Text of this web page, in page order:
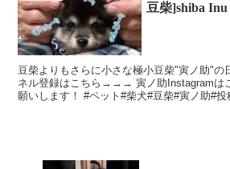
豆柴]shiba
豆柴よりもさらに小さな極小豆柴"寅ノ助"の
ネル登録はこちら→→→ 寅ノ助Instagram
願いします！ #ペット#柴犬#豆柴#寅ノ助#投